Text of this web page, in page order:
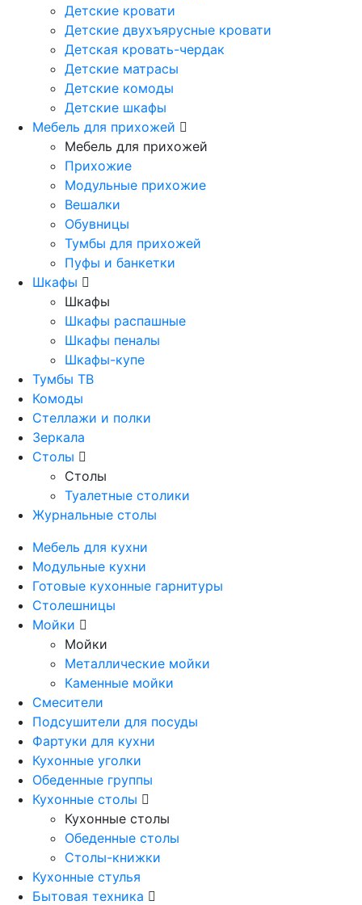
Детские кровати
Детские двухъярусные кровати
Детская кровать-чердак
Детские матрасы
Детские комоды
Детские шкафы
Мебель для прихожей
Мебель для прихожей
Прихожие
Модульные прихожие
Вешалки
Обувницы
Тумбы для прихожей
Пуфы и банкетки
Шкафы
Шкафы
Шкафы распашные
Шкафы пеналы
Шкафы-купе
Тумбы ТВ
Комоды
Стеллажи и полки
Зеркала
Столы
Столы
Туалетные столики
Журнальные столы
Мебель для кухни
Модульные кухни
Готовые кухонные гарнитуры
Столешницы
Мойки
Мойки
Металлические мойки
Каменные мойки
Смесители
Подсушители для посуды
Фартуки для кухни
Кухонные уголки
Обеденные группы
Кухонные столы
Кухонные столы
Обеденные столы
Столы-книжки
Кухонные стулья
Бытовая техника